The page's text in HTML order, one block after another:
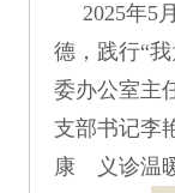
2025年5
德，践行“
委办公室主
支部书记李
康 义诊温